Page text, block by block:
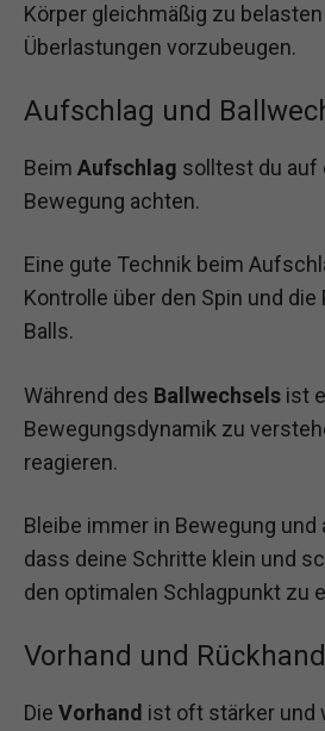
Körper gleichmäßig zu
Überlastungen vorzubeugen.
Aufschlag und
Beim Aufschlag solltest du auf
Bewegung achten.
Eine gute Technik beim
Kontrolle über den Spin und
Balls.
Während des Ballwechsels ist
Bewegungsdynamik zu
reagieren.
Bleibe immer in Bewegung und
dass deine Schritte klein und
den optimalen Schlagpunkt zu
Vorhand und Rückhand
Die Vorhand ist oft stärker und